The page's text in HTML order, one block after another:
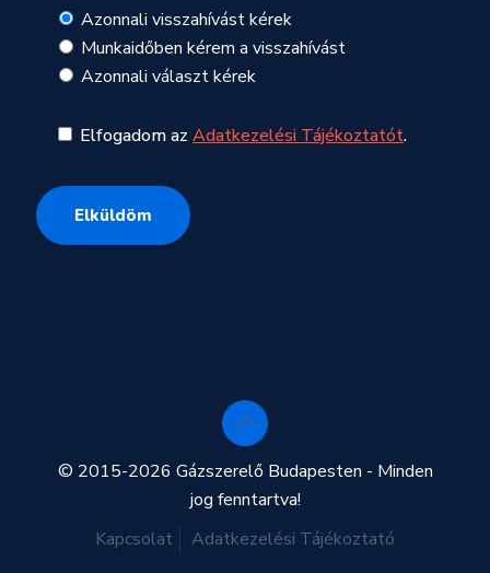
Azonnali visszahívást kérek
Munkaidőben kérem a visszahívást
Azonnali választ kérek
Elfogadom az Adatkezelési Tájékoztatót.
© 2015-2026 Gázszerelő Budapesten - Minden
jog fenntartva!
Kapcsolat
Adatkezelési Tájékoztató